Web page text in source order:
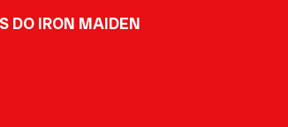
DO IRON MAIDEN